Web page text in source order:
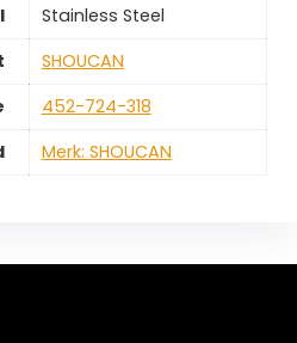
‎Stainless Steel
‎SHOUCAN
‎452-724-318
Merk: SHOUCAN